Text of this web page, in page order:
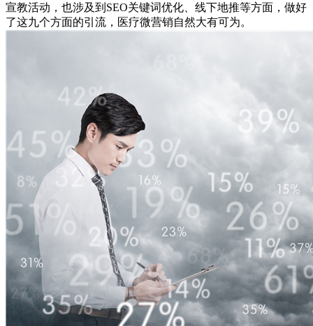
宣教活动，也涉及到SEO关键词优化、线下地推等方面，做好
了这九个方面的引流，医疗微营销自然大有可为。